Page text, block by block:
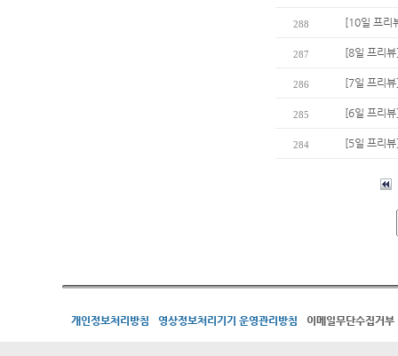
288 [10일 프리
287 [8일 프리
286 [7일 프리
285 [6일 프리
284 [5일 프리
개인정보처리방침 영상정보처리기기 운영관리방침 이메일무단수집거부